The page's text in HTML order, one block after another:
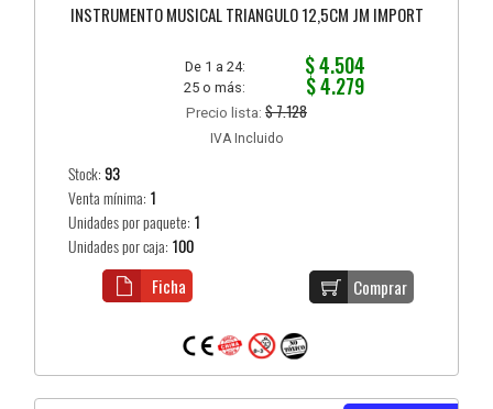
INSTRUMENTO MUSICAL TRIANGULO 12,5CM JM IMPORT
De 1 a 24: $ 4.504
25 o más: $ 4.279
Precio lista: $ 7.128
IVA Incluido
Stock:93
Venta mínima: 1
Unidades por paquete: 1
Unidades por caja: 100
Comprar
Ficha